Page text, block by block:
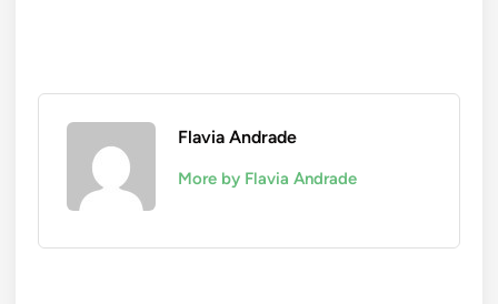
Flavia Andrade
More by Flavia Andrade